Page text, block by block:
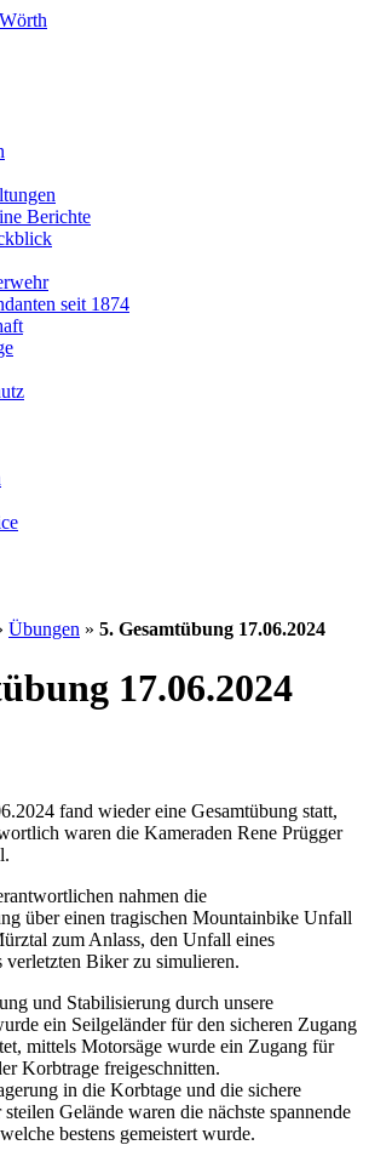
Berichte
seit 1874
Übungen » 5. Gesamtübung 17.06.2024
17.06.2024
fand wieder eine Gesamtübung statt,
waren die Kameraden Rene Prügger
nahmen die
über einen tragischen Mountainbike Unfall
zum Anlass, den Unfall eines
verletzten Biker zu simulieren.
und Stabilisierung durch unsere
ein Seilgeländer für den sicheren Zugang
mittels Motorsäge wurde ein Zugang für
Korbtrage freigeschnitten.
in die Korbtage und die sichere
Gelände waren die nächste spannende
bestens gemeistert wurde.